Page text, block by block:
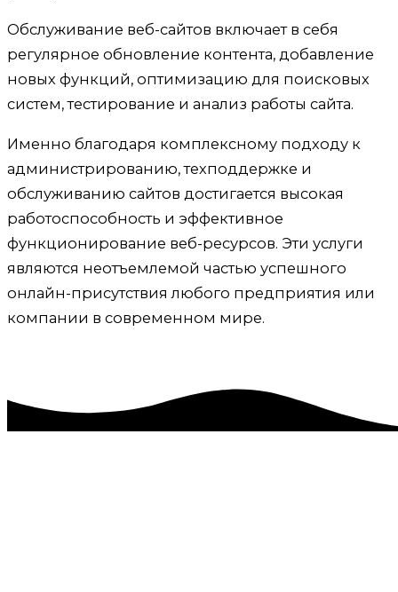
Обслуживание веб-сайтов включает в себя
регулярное обновление контента, добавление
новых функций, оптимизацию для поисковых
систем, тестирование и анализ работы сайта.
Именно благодаря комплексному подходу к
администрированию, техподдержке и
обслуживанию сайтов достигается высокая
работоспособность и эффективное
функционирование веб-ресурсов. Эти услуги
являются неотъемлемой частью успешного
онлайн-присутствия любого предприятия или
компании в современном мире.